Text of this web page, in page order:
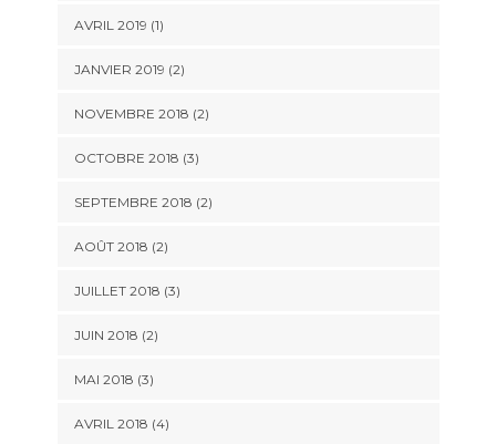
AVRIL 2019 (1)
JANVIER 2019 (2)
NOVEMBRE 2018 (2)
OCTOBRE 2018 (3)
SEPTEMBRE 2018 (2)
AOÛT 2018 (2)
JUILLET 2018 (3)
JUIN 2018 (2)
MAI 2018 (3)
AVRIL 2018 (4)